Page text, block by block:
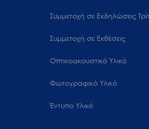
Συμμετοχή σε Εκδηλώσεις
Συμμετοχή σε Εκθέσεις
Οπτικοακουστικό Υλικό
Φωτογραφικό Υλικό
Έντυπο Υλικό